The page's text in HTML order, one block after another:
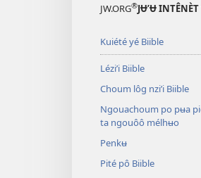
JW.ORG®JɄ’Ʉ INTÊNÈT
Kuiété yé Biible
Léziʼi Biible
Choum lôg nzi’i Biible
Ngouachoum po pʉa
ta ngouôô mélhʉo
Penkʉ
Pité pô Biible